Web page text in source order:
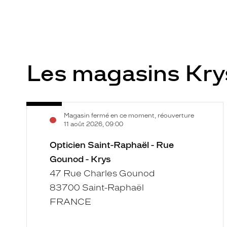
Les magasins
Opticien
Saint-
Gounod
Magasin fermé en ce moment, réouverture
11 août 2026, 09:00
Voir
Opticien Saint-Raphaël - Rue
Gounod - Krys
47 Rue Charles Gounod
83700 Saint-Raphaël
FRANCE